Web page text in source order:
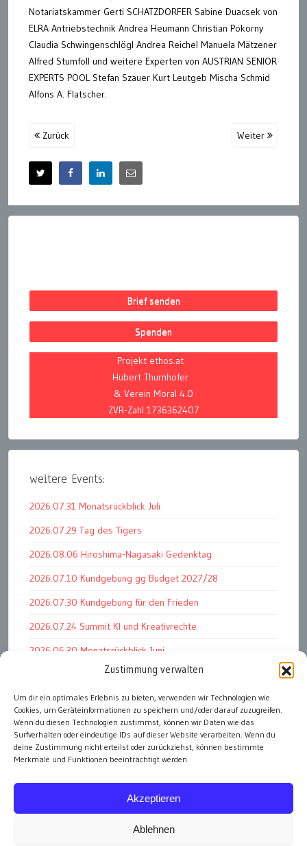
Zustimmung verwalten
Um dir ein optimales Erlebnis zu bieten, verwenden wir Technologien wie
Cookies, um Geräteinformationen zu speichern und/oder darauf zuzugreifen.
Wenn du diesen Technologien zustimmst, können wir Daten wie das
Surfverhalten oder eindeutige IDs auf dieser Website verarbeiten. Wenn du
deine Zustimmung nicht erteilst oder zurückziehst, können bestimmte
Merkmale und Funktionen beeinträchtigt werden.
Akzeptieren
Ablehnen
Notariatskammer Gerti SCHATZDORFER Sabine Duacsek von
ELRA Antriebstechnik Andrea Heumann Christian Pokorny
Claudia Schwingenschlögl Andrea Reichel Manuela Mätzener
Alfred Stumfoll und weitere Experten von AUSTRIAN SENIOR
EXPERTS POOL Stefan Szauer Kurt Leutgeb Mischa Schmid
Alfons A. Flatscher.
Zurück Weiter
Brief senden
Spenden
Projekt ethos.at
Hubert Thurnhofer
& Verein Moral 4.0
ZVR-Zahl 1736362407
weitere Events:
2026.07.31 Monatsrückblick Juli
2026.07.29 Tag des Tigers
2026.08.06 Hiroshima-Nagasaki Gedenktag
2026.07.10 Kundgebung gg Budget 2027/28
2026.07.30 Kundgebung für den Frieden
2026.07.24 Summit KI und Kreativrechte
2026.06.30 Monatsrückblick Juni
2026.07.11 Worauf es letztlich ankommt
2026.07.01 Markenwert Studie 2026
2026.07.07 Open Space im Weltmuseum
alle Events